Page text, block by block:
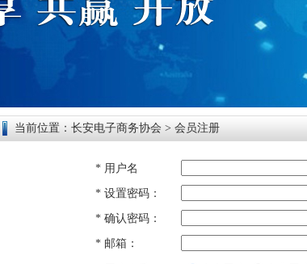
当前位置： 长安电子商务协会 > 会员注册
* 用户名
* 设置密码：
* 确认密码：
* 邮箱：